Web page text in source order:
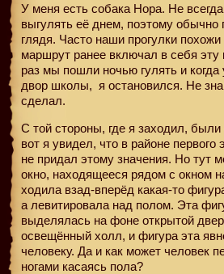
У меня есть собака Нора. Не
выгулять её днем, поэтому обычно
глядя. Часто наши прогулки
маршрут ранее включал в себя эту
раз мы пошли ночью гулять и
двор школы, я остановился. Не
сделал.
С той стороны, где я заходил, были
вот я увидел, что в районе первого
не придал этому значения. Но тут
окно, находящееся рядом с окном
ходила взад-вперёд какая-то
а левитировала над полом. Эта
выделялась на фоне открытой
освещённый холл, и фигура эта
человеку. Да и как может человек
ногами касаясь пола?